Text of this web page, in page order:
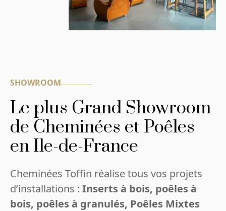
SHOWROOM
Le plus Grand Showroom
de Cheminées et Poêles
en Ile-de-France
Cheminées Toffin réalise tous vos projets
d’installations : Inserts à bois, poêles à
bois, poêles à granulés, Poêles Mixtes